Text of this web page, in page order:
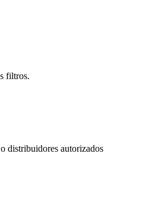
filtros.
distribuidores autorizados